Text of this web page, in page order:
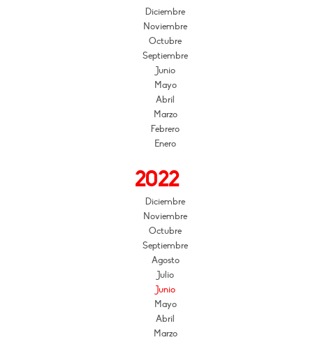
Diciembre
Noviembre
Octubre
Septiembre
Junio
Mayo
Abril
Marzo
Febrero
Enero
2022
Diciembre
Noviembre
Octubre
Septiembre
Agosto
Julio
Junio
Mayo
Abril
Marzo